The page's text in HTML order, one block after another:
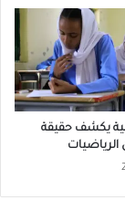
يكشف حقيقة